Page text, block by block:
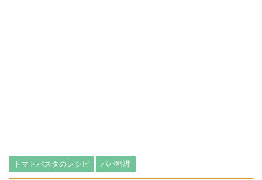
トマトパスタのレシピ パパ料理